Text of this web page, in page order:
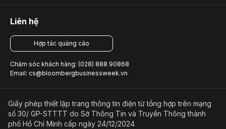
Liên hệ
Hợp tác quảng cáo
Chăm sóc khách hàng: (028) 888 90868
Email: cs@bloombergbusinessweek.vn
Giấy phép thiết lập trang thông tin điện tử tổng hợp trên mạng
số 30/ GP-STTTT do Sở Thông Tin và Truyền Thông thành
phố Hồ Chí Minh cấp ngày 24/12/2024